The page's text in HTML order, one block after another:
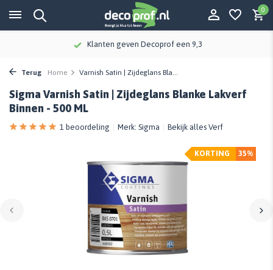
0
Klanten geven Decoprof een 9,3
Terug Home Varnish Satin | Zijdeglans Bla...
Sigma Varnish Satin | Zijdeglans Blanke Lakverf
Binnen - 500 ML
1 beoordeling Merk: Sigma Bekijk alles Verf
35%
KORTING